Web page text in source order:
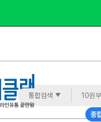
통합검색